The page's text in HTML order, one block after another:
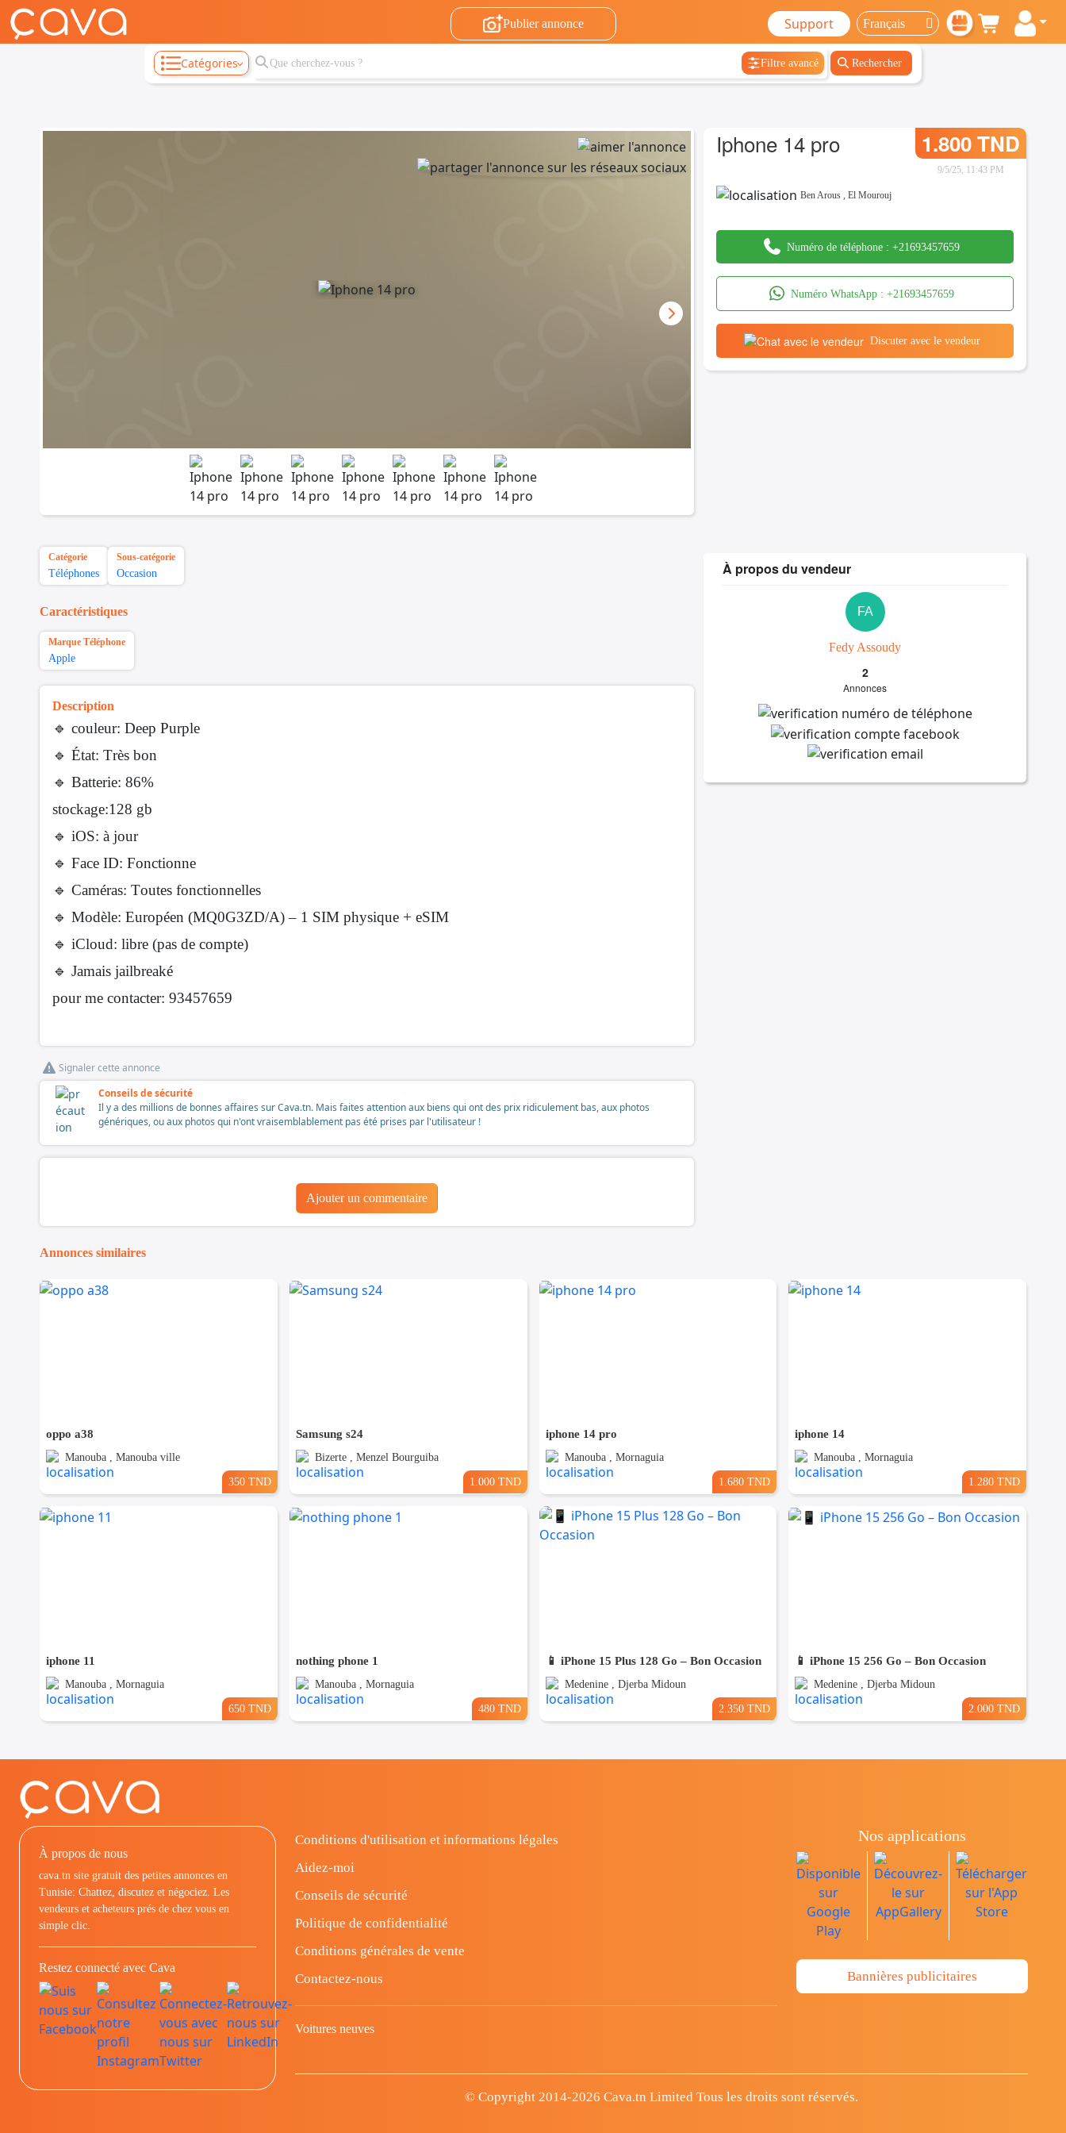
Publier annonce Support
Catégories Filtre avancé Rechercher
Iphone 14 pro 1.800 TND
9/5/25, 11:43 PM
Ben Arous ,El Mourouj
Numéro de téléphone :+21693457659
Numéro WhatsApp : +21693457659
Discuter avec le vendeur
Catégorie
Téléphones
Sous-catégorie
Occasion
Caractéristiques
Marque Téléphone
Apple
Description
🔹 couleur: Deep Purple
🔹 État: Très bon
🔹 Batterie: 86%
stockage:128 gb
🔹 iOS: à jour
🔹 Face ID: Fonctionne
🔹 Caméras: Toutes fonctionnelles
🔹 Modèle: Européen (MQ0G3ZD/A) – 1 SIM physique + eSIM
🔹 iCloud: libre (pas de compte)
🔹 Jamais jailbreaké
pour me contacter: 93457659
Signaler cette annonce
Conseils de sécurité
Il y a des millions de bonnes affaires sur Cava.tn. Mais faites attention aux biens qui ont des prix ridiculement bas, aux photos
génériques, ou aux photos qui n'ont vraisemblablement pas été prises par l'utilisateur !
Ajouter un commentaire
À propos du vendeur
FA
Fedy Assoudy
2
Annonces
Annonces similaires
oppo a38
Manouba , Manouba ville
350 TND
Samsung s24
Bizerte , Menzel Bourguiba
1.000 TND
iphone 14 pro
Manouba , Mornaguia
1.680 TND
iphone 14
Manouba , Mornaguia
1.280 TND
iphone 11
Manouba , Mornaguia
650 TND
nothing phone 1
Manouba , Mornaguia
480 TND
📱 iPhone 15 Plus 128 Go – Bon Occasion
Medenine , Djerba Midoun
2.350 TND
📱 iPhone 15 256 Go – Bon Occasion
Medenine , Djerba Midoun
2.000 TND
À propos de nous
cava.tn site gratuit des petites annonces en
Tunisie: Chattez, discutez et négociez. Les
vendeurs et acheteurs prés de chez vous en
simple clic.
Restez connecté avec Cava
Conditions d'utilisation et informations légales
Aidez-moi
Conseils de sécurité
Politique de confidentialité
Conditions générales de vente
Contactez-nous
Voitures neuves
Nos applications
Bannières publicitaires
© Copyright 2014-2026 Cava.tn Limited Tous les droits sont réservés.